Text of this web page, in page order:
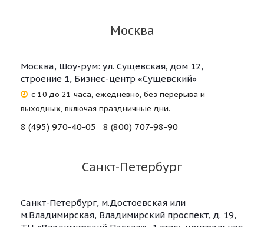
Москва
Москва, Шоу-рум: ул. Сущевская, дом 12,
строение 1, Бизнес-центр «Сущевский»
с 10 до 21 часа, ежедневно, без перерыва и
выходных, включая праздничные дни.
8 (495) 970-40-05 8 (800) 707-98-90‬
Санкт-Петербург
Санкт-Петербург, м.Достоевская или
м.Владимирская, Владимирский проспект, д. 19,